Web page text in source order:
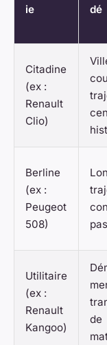
ie
dé
Citadine
(ex :
Renault
Clio)
Berline
(ex :
Peugeot
508)
Utilitaire
(ex :
Renault
Kangoo)
de